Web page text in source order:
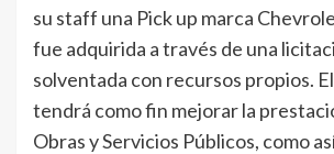
su staff una Pick up marca
fue adquirida a través de una
solventada con recursos propios.
tendrá como fin mejorar la
Obras y Servicios Públicos, como